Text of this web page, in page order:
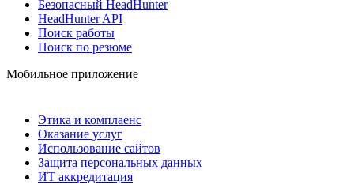
Безопасный HeadHunter
HeadHunter API
Поиск работы
Поиск по резюме
Мобильное приложение
Этика и комплаенс
Оказание услуг
Использование сайтов
Защита персональных данных
ИТ аккредитация